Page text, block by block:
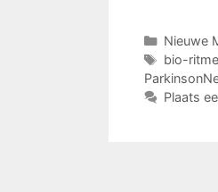
Nieuwe
Tags
bio-ritme
Plaats